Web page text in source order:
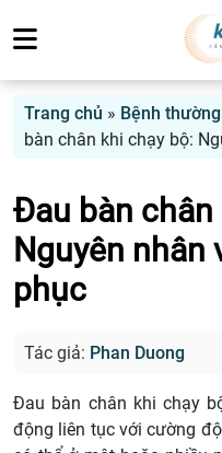
Trang chủ » Bệnh
bàn chân khi chạy bộ:
Đau bàn chân
Nguyên nhân
phục
Tác giả: Phan Duong
Đau bàn chân khi chạy
động liên tục với cường